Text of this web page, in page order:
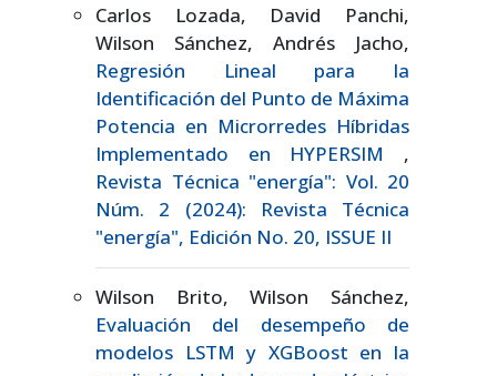
Carlos Lozada, David Panchi,
Wilson Sánchez, Andrés Jacho,
Regresión Lineal para la
Identificación del Punto de Máxima
Potencia en Microrredes Híbridas
Implementado en HYPERSIM ,
Revista Técnica "energía": Vol. 20
Núm. 2 (2024): Revista Técnica
"energía", Edición No. 20, ISSUE II
Wilson Brito, Wilson Sánchez,
Evaluación del desempeño de
modelos LSTM y XGBoost en la